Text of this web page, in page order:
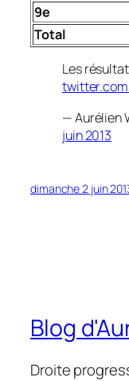
9e
Total
Les
— Aurélien
juin 2013
dimanche 2 juin
Blog
Droite